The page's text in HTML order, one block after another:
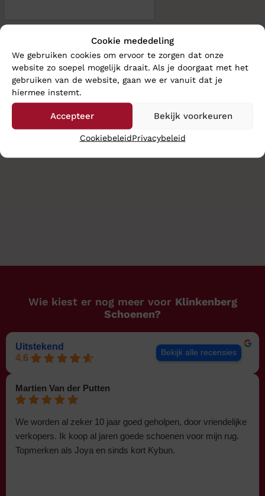
Cookie mededeling
We gebruiken cookies om ervoor te zorgen dat onze
website zo soepel mogelijk draait. Als je doorgaat met het
gebruiken van de website, gaan we er vanuit dat je
hiermee instemt.
Accepteer Bekijk voorkeuren
CookiebeleidPrivacybeleid
Wie kiest er nog meer voor Klinkenberg
Schoenen?
Uitstekend
4.6
Bekijk alle recensies
Martien Van der Putten
We worden al zeker 10 jaar goed geholpen, door vriendelijke
verkopers. Ik koop al jaren goede schoenen voor mijn rug.
Topmerken als Joya en sinds kort Kybun.